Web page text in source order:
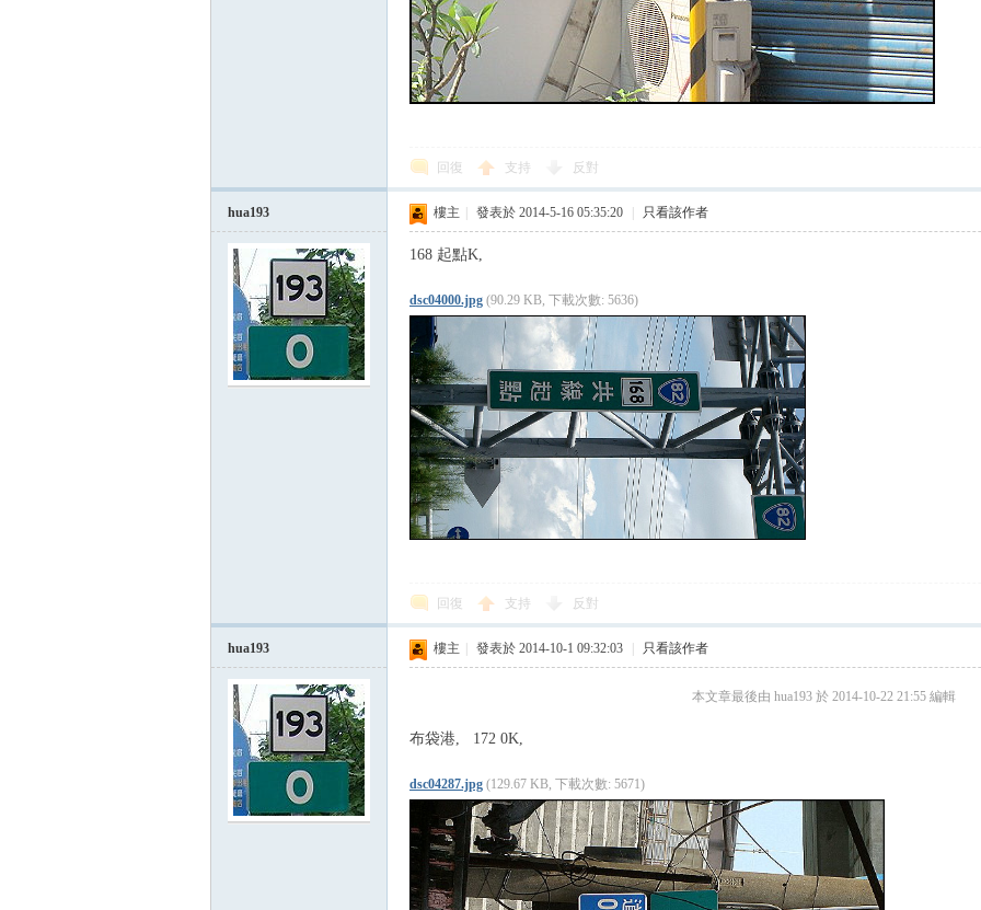
回復 支持 反對
hua193 樓主 發表於 2014-5-16 05:35:20 只看該作者
168 起點K,
dsc04000.jpg (90.29 KB, 下載次數: 5636)
回復 支持 反對
hua193 樓主 發表於 2014-10-1 09:32:03 只看該作者
本文章最後由 hua193 於 2014-10-22 21:55 編輯
布袋港, 172 0K,
dsc04287.jpg (129.67 KB, 下載次數: 5671)